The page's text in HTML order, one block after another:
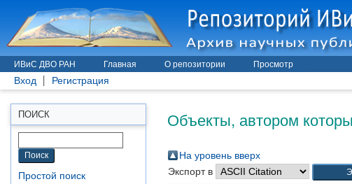
ИВиС ДВО РАН Главная О репозитории Просмотр
Вход Регистрация
ПОИСК
Простой поиск
Объекты, автором
На уровень вверх
Экспорт в